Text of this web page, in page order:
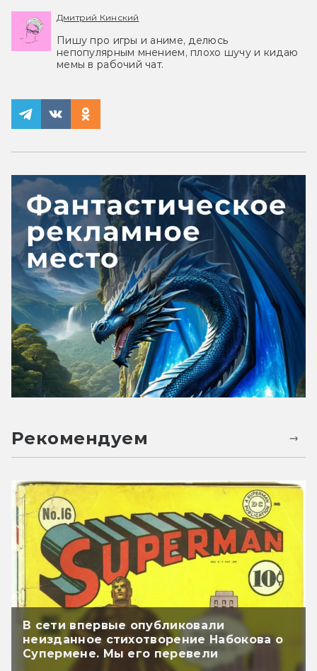
Дмитрий Кинский
Пишу про игры и аниме, делюсь
непопулярным мнением, плохо шучу и кидаю
мемы в рабочий чат.
Рекомендуем
В сети впервые опубликовали
неизданное стихотворение Набокова о
Супермене. Мы его перевели